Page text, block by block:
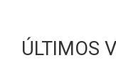
ÚLTIMOS